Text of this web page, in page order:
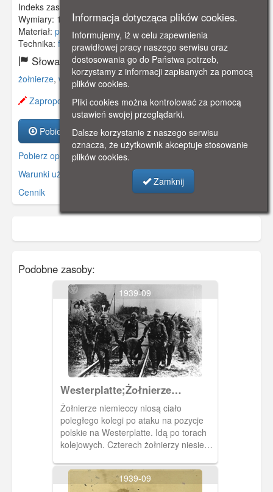
Indeks zasobu:
Wymiary: 138 x 90 mm
Materiał: pocztówka
Technika: fotografia czarno-biała
Słowa kluczowe:
żołnierze, wojsko,
Zaproponuj zmianę opisu.
Pobierz zasób
Pobierz opis
Warunki używania zasobów.
Cennik
Podobne zasoby:
1939-09
Westerplatte;Żołnierze
niemieccy niosą ciało
poległego kolegi po nieudanym
ataku na Westerplatte.
Żołnierze niemieccy niosą ciało
poległego kolegi po ataku na pozycje
polskie na Westerplatte. Idą po torach
kolejowych. Czterech żołnierzy niesie
tkaniny (i prawdopodobnie na kawałku
deski), dwóch pozostałych zostało
1939-09
Informacja dotycząca plików cookies.
Informujemy, iż w celu zapewnienia
prawidłowej pracy naszego serwisu oraz
dostosowania go do Państwa potrzeb,
korzystamy z informacji zapisanych za pomocą
plików cookies.
Pliki cookies można kontrolować za pomocą
ustawień swojej przeglądarki.
Dalsze korzystanie z naszego serwisu
oznacza, że użytkownik akceptuje stosowanie
plików cookies.
Zamknij